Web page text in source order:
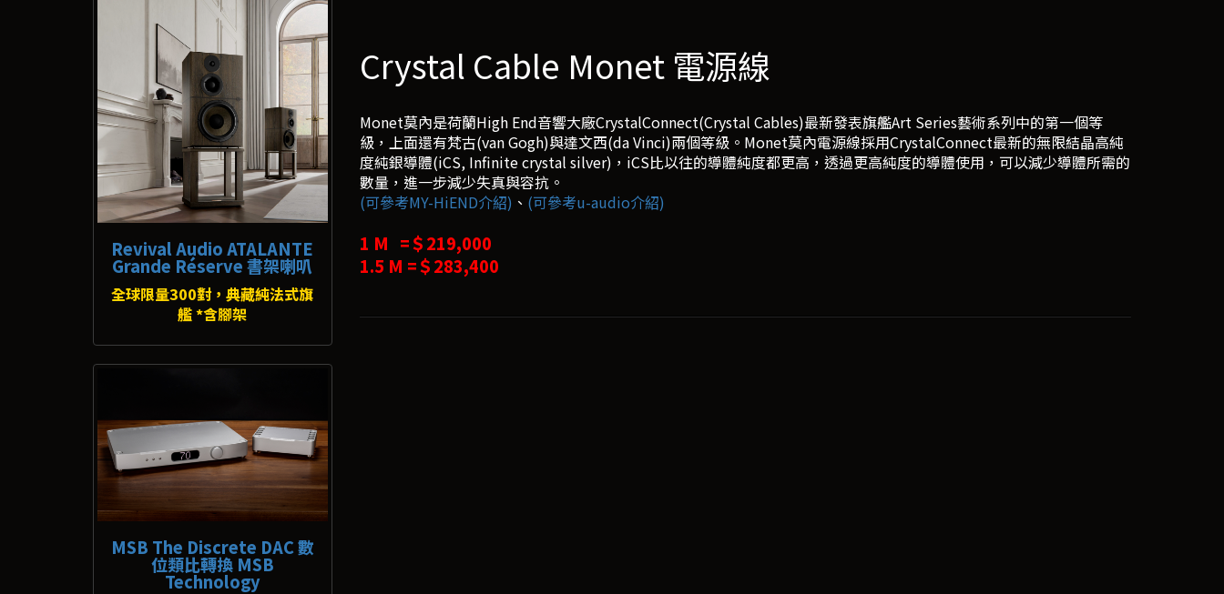
Revival Audio ATALANTE
Grande Réserve 書架喇叭
全球限量300對，典藏純法式旗
艦 *含腳架
MSB The Discrete DAC 數
位類比轉換 MSB
Technology
Crystal Cable Monet 電源線
Monet莫內是荷蘭High End音響大廠CrystalConnect(Crystal Cables)最新發表旗艦Art Series藝術系列中的第一個等
級，上面還有梵古(van Gogh)與達文西(da Vinci)兩個等級。Monet莫內電源線採用CrystalConnect最新的無限結晶高純
度純銀導體(iCS, Infinite crystal silver)，iCS比以往的導體純度都更高，透過更高純度的導體使用，可以減少導體所需的
數量，進一步減少失真與容抗。
(可參考MY-HiEND介紹) 、 (可參考u-audio介紹)
1 M =＄219,000
1.5 M =＄283,400